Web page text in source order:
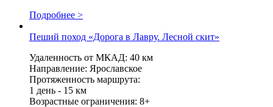
Подробнее >
Пеший поход «Дорога в Лавру. Лесной скит»
Удаленность от МКАД: 40 км
Направление: Ярославское
Протяженность маршрута:
1 день - 15 км
Возрастные ограничения: 8+